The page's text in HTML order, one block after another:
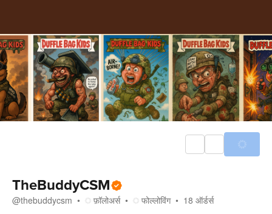
TheBuddyCSM
@thebuddycsm फ़ॉलोअर्स फोल्लोविंग 18 ऑर्डर्स